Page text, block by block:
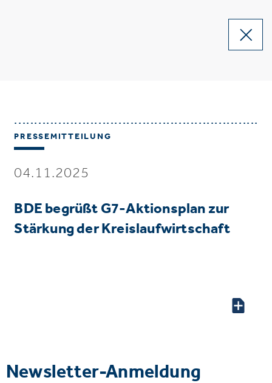
PRESSEMITTEILUNG
04.11.2025
BDE begrüßt G7-Aktionsplan zur
Stärkung der Kreislaufwirtschaft
Newsletter-Anmeldung